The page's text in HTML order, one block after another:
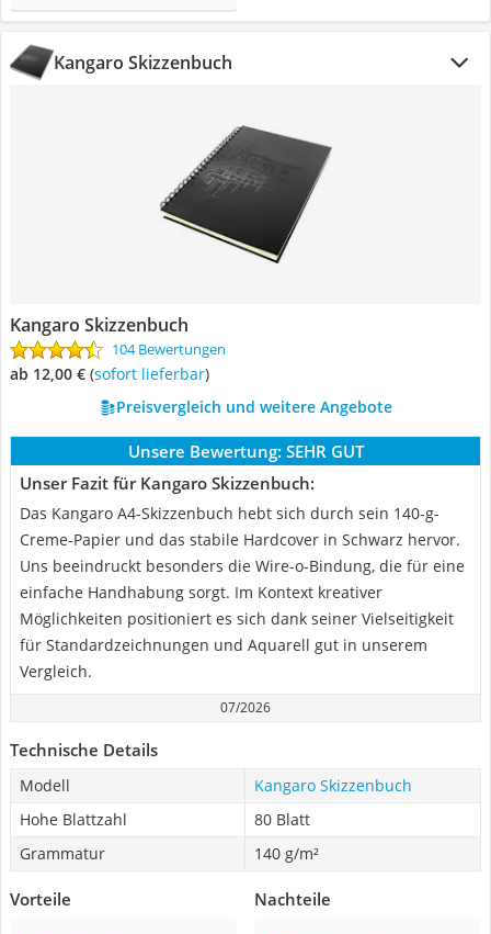
Kangaro Skizzenbuch
Kangaro Skizzenbuch
104 Bewertungen
ab 12,00 € ( Sofort lieferbar)
Preisvergleich und weitere Angebote
Unsere Bewertung: SEHR GUT
Unser Fazit für Kangaro Skizzenbuch:
Das Kangaro A4-Skizzenbuch hebt sich durch sein 140-g-
Creme-Papier und das stabile Hardcover in Schwarz hervor.
Uns beeindruckt besonders die Wire-o-Bindung, die für eine
einfache Handhabung sorgt. Im Kontext kreativer
Möglichkeiten positioniert es sich dank seiner Vielseitigkeit
für Standardzeichnungen und Aquarell gut in unserem
Vergleich.
07/2026
Technische Details
Modell
Kangaro Skizzenbuch
Hohe Blattzahl
80 Blatt
Grammatur
140 g/m²
Vorteile Nachteile